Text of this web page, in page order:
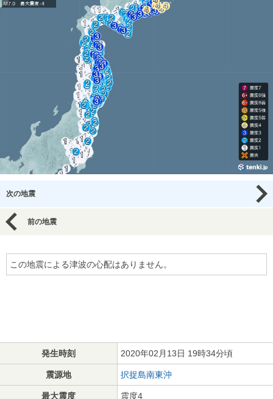
次の地震
前の地震
この地震による津波の心配はありません。
発生時刻 2020年02月13日 19時34分頃
震源地 択捉島南東沖
最大震度 震度4